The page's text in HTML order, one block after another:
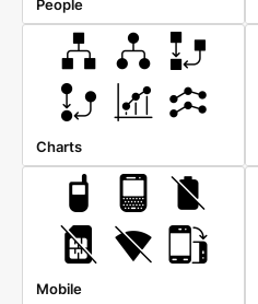
People
Charts
Mobile